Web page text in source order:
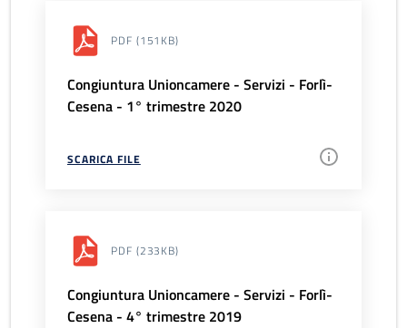
PDF (151KB)
Congiuntura Unioncamere - Servizi - Forlì-
Cesena - 1° trimestre 2020
SCARICA FILE
PDF (233KB)
Congiuntura Unioncamere - Servizi - Forlì-
Cesena - 4° trimestre 2019